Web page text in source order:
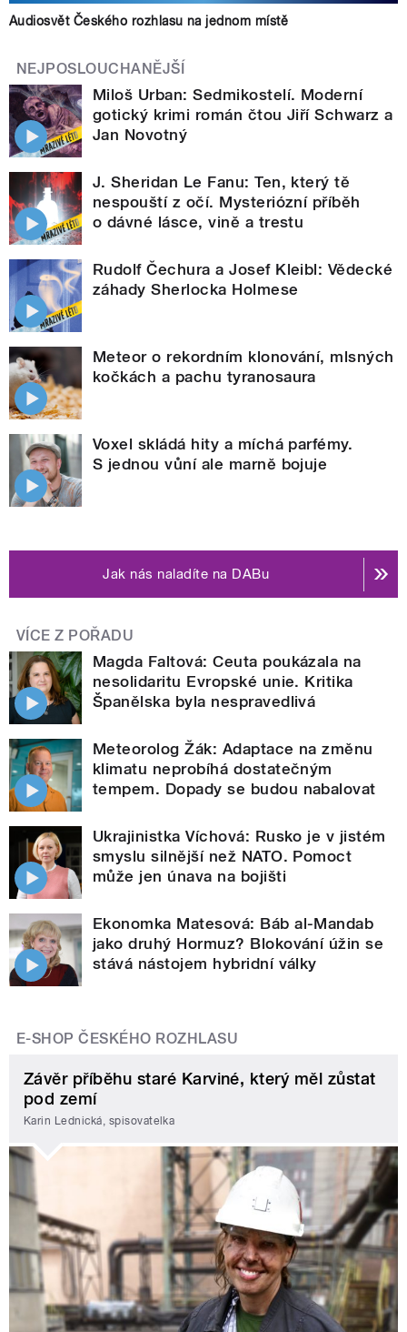
Audiosvět Českého rozhlasu na jednom místě
NEJPOSLOUCHANĚJŠÍ
Miloš Urban: Sedmikostelí. Moderní
gotický krimi román čtou Jiří Schwarz a
Jan Novotný
J. Sheridan Le Fanu: Ten, který tě
nespouští z očí. Mysteriózní příběh
o dávné lásce, vině a trestu
Rudolf Čechura a Josef Kleibl: Vědecké
záhady Sherlocka Holmese
Meteor o rekordním klonování, mlsných
kočkách a pachu tyranosaura
Voxel skládá hity a míchá parfémy.
S jednou vůní ale marně bojuje
Jak nás naladíte na DABu
VÍCE Z POŘADU
Magda Faltová: Ceuta poukázala na
nesolidaritu Evropské unie. Kritika
Španělska byla nespravedlivá
Meteorolog Žák: Adaptace na změnu
klimatu neprobíhá dostatečným
tempem. Dopady se budou nabalovat
Ukrajinistka Víchová: Rusko je v jistém
smyslu silnější než NATO. Pomoct
může jen únava na bojišti
Ekonomka Matesová: Báb al-Mandab
jako druhý Hormuz? Blokování úžin se
stává nástojem hybridní války
E-SHOP ČESKÉHO ROZHLASU
Závěr příběhu staré Karviné, který měl zůstat
pod zemí
Karin Lednická, spisovatelka